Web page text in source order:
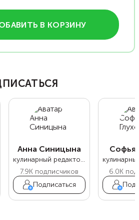
В КОРЗИНУ
Анна Синицына
кулинарный редактор Food.ru
7.9K подписчиков
Подписаться
Софья
6.0K